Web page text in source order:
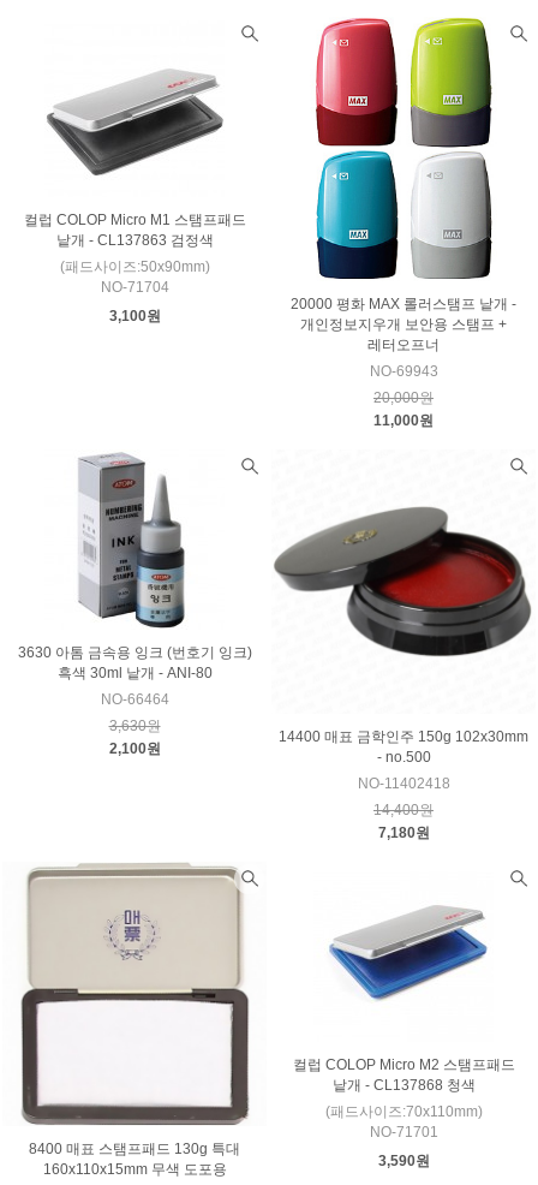
컬럽 COLOP Micro M1 스탬프패드
낱개 - CL137863 검정색
(패드사이즈:50x90mm)
NO-71704
3,100원
20000 평화 MAX 롤러스탬프 낱개 -
개인정보지우개 보안용 스탬프 +
레터오프너
NO-69943
20,000원
11,000원
3630 아톰 금속용 잉크 (번호기 잉크)
흑색 30ml 낱개 - ANI-80
NO-66464
3,630원
2,100원
14400 매표 금학인주 150g 102x30mm
- no.500
NO-11402418
14,400원
7,180원
8400 매표 스탬프패드 130g 특대
160x110x15mm 무색 도포용
컬럽 COLOP Micro M2 스탬프패드
낱개 - CL137868 청색
(패드사이즈:70x110mm)
NO-71701
3,590원